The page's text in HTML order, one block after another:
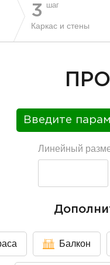
3 шаг
Каркас и стены
Введите
Линейный
Балкон